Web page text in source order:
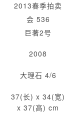
2013春季拍卖
会 536
巨著2号
2008
大理石 4/6
37(长) x 34(宽)
x 37(高) cm